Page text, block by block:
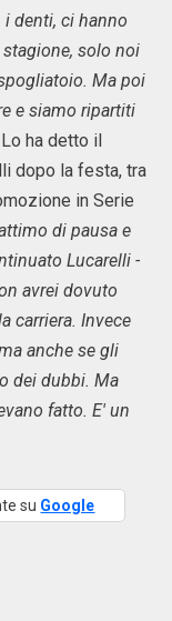
denti, ci hanno
solo noi
Ma poi
e siamo ripartiti
ha detto il
dopo la festa, tra
in Serie
di pausa e
Lucarelli -
avrei dovuto
carriera. Invece
anche se gli
dei dubbi. Ma
fatto. E' un
su Google